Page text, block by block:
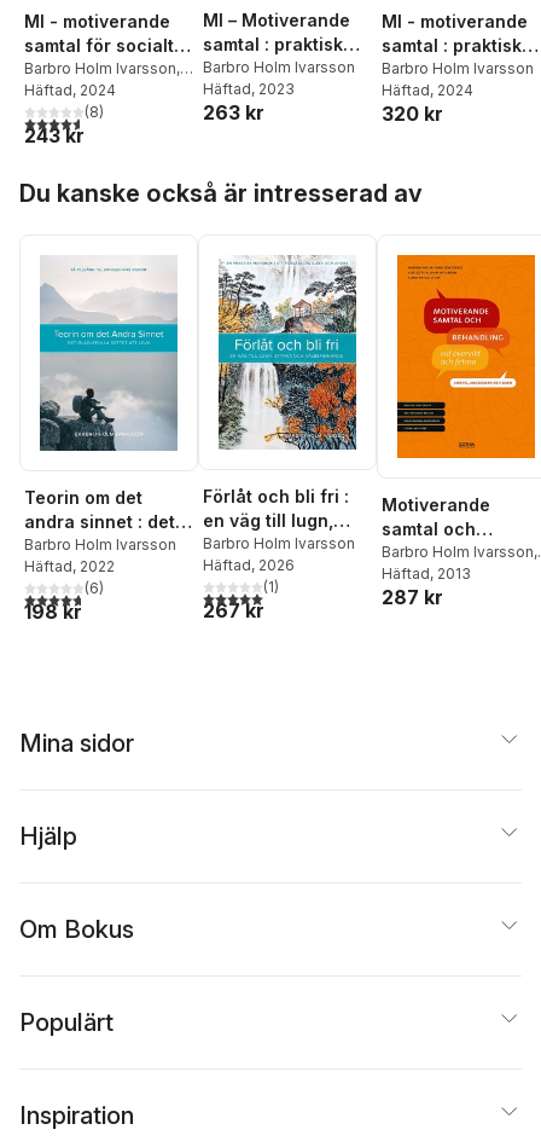
MI - motiverande
samtal för socialt
arbete : praktisk
handbok för socialt
arbete
Barbro Holm Ivarsson,
Liria Ortiz,Peter
Wirbing
Häftad, 2024
4,6utav 5 stjärnor. Totalt antal röster:
(8)
243 kr
MI – Motiverande
samtal : praktisk
handbok för hälso-
och sjukvården
Barbro Holm Ivarsson
Häftad, 2023
263 kr
MI - motiverande
samtal : praktisk
handbok för
Barbro Holm Ivarsson
Häftad, 2024
320 kr
Du kanske också är intresserad av
Teorin om det
andra sinnet : det
glädjefulla sättet
att leva
Barbro Holm Ivarsson
Häftad, 2022
4,7utav 5 stjärnor. Totalt antal röster:
(6)
198 kr
Förlåt och bli fri :
en väg till lugn,
styrka och
välbefinnande
Barbro Holm Ivarsson
Häftad, 2026
5,0utav 5 stjärnor. Totalt antal röster:
(1)
267 kr
Motiverande
samtal och
behandling vid
övervikt och fetma
- vuxna,
Barbro Holm Ivarsson,
Liselotte Kuehn
Krylborn,
Häftad, 2013
287 kr
Mina sidor
Hjälp
Om Bokus
Populärt
Inspiration